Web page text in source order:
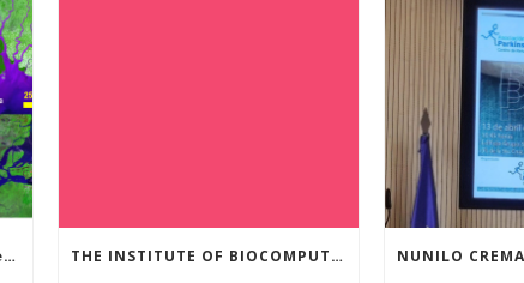
𝗙𝗲𝗮𝘁𝘂𝗿𝗲𝗱 𝗽𝘂𝗯𝗹𝗶𝗰𝗮𝘁𝗶𝗼𝗻 𝗶𝗻 𝗦𝗰𝗶𝗲𝗻𝗰𝗲: 𝗨𝗻𝗰𝗼𝘃𝗲𝗿𝗶𝗻𝗴 𝘁𝗵𝗲 𝗵𝗶𝗱𝗱𝗲𝗻 𝗿𝘂𝗹𝗲𝘀 𝗯𝗲𝗵𝗶𝗻𝗱 𝗿𝗶𝘃𝗲𝗿 𝗱𝗲𝗹𝘁𝗮 𝗴𝗲𝗼𝗺𝗲𝘁𝗿𝘆 𝗮𝗻𝗱 𝗴𝗿𝗼𝘄𝘁𝗵 THE INSTITUTE OF BIOCOMPUTATION AND PHYSICS OF COMPLEX SYSTEMS AT THE UNIVERSITY OF ZARAGOZA ORGANISED THE WORKSHOP “THE JOURNEY THROUGH THE DIGESTIVE SYSTEM” FOR MEMBERS OF THE UTRILLO ASSOCIATION